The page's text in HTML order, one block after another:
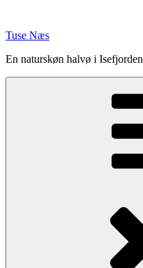
indhold
Tuse Næs
En naturskøn halvø i Isefjorden